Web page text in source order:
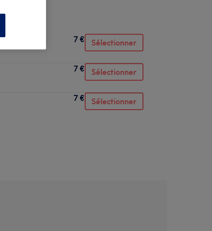
7 € Sélectionner
7 € Sélectionner
7 € Sélectionner